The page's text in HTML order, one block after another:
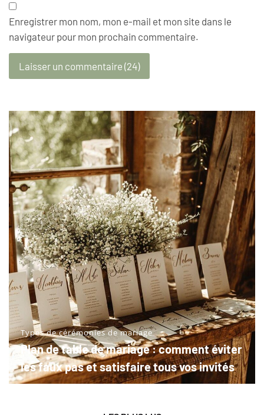
Enregistrer mon nom, mon e-mail et mon site dans le
navigateur pour mon prochain commentaire.
Types de cérémonies de mariage
Plan de table de mariage : comment éviter
les faux pas et satisfaire tous vos invités